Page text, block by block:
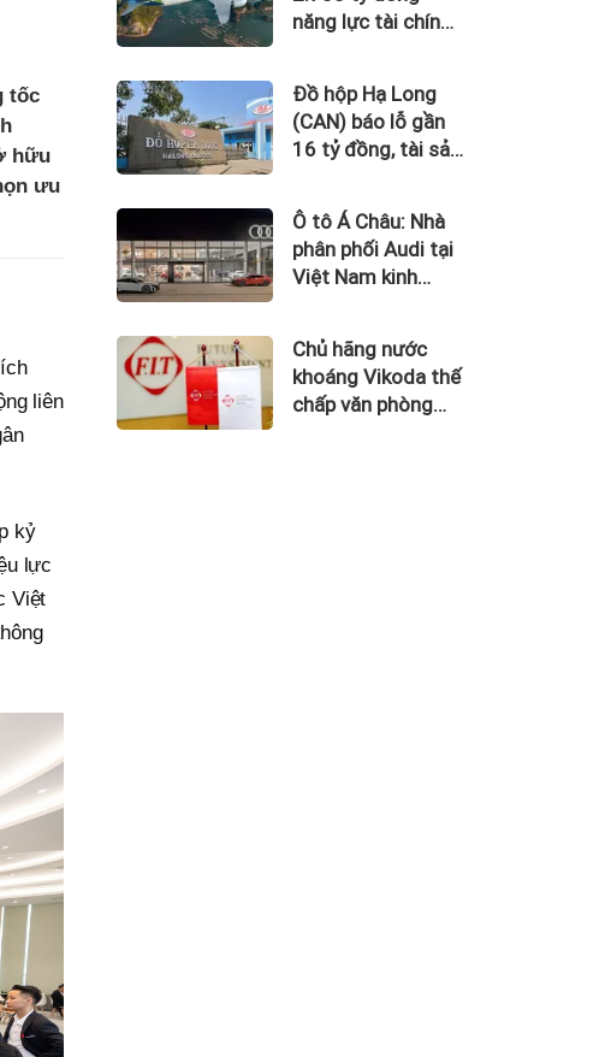
tốc
hữu
ưu
liên
kỷ
lực
Việt
năng lực tài chính
Airways nhìn từ
công nợ với ACV
Đồ hộp Hạ Long
(CAN) báo lỗ gần
16 tỷ đồng, tài sản
sau nửa năm
Ô tô Á Châu: Nhà
phân phối Audi tại
Việt Nam kinh
Chủ hãng nước
khoáng Vikoda thế
chấp văn phòng